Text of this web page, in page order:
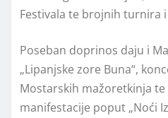
Festivala te brojnih turnira
Poseban doprinos daju i
„Lipanjske zore Buna“,
Mostarskih mažoretkinja
manifestacije poput „Noći